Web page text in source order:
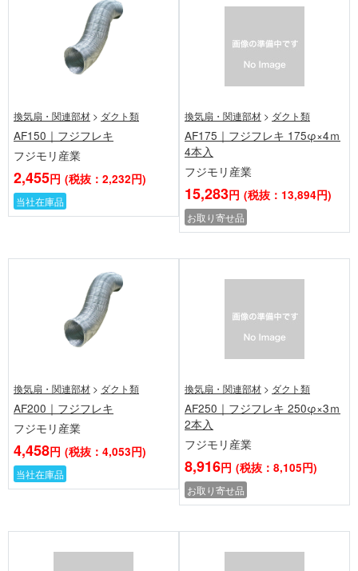
換気扇・関連部材 > ダクト類
AF150｜フジフレキ
フジモリ産業
2,455円 (税抜：2,232円)
当社在庫品
換気扇・関連部材 > ダクト類
AF175｜フジフレキ 175φ×4ｍ
4本入
フジモリ産業
15,283円 (税抜：13,894円)
お取り寄せ品
換気扇・関連部材 > ダクト類
AF200｜フジフレキ
フジモリ産業
4,458円 (税抜：4,053円)
当社在庫品
換気扇・関連部材 > ダクト類
AF250｜フジフレキ 250φ×3ｍ
2本入
フジモリ産業
8,916円 (税抜：8,105円)
お取り寄せ品